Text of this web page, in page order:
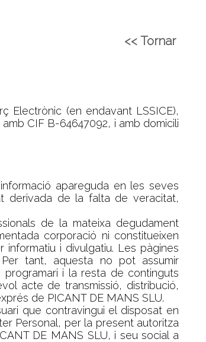
<< Tornar
Electrònic (en endavant LSSICE),
CIF B-64647092, i amb domicili
apareguda en les seves
derivada de la falta de veracitat,
de la mateixa degudament
corporació ni constitueixen
i divulgatiu. Les pàgines
tant, aquesta no pot assumir
i la resta de continguts
acte de transmissió, distribució,
de PICANT DE MANS SLU.
que contravingui el disposat en
Personal, per la present autoritza
DE MANS SLU, i seu social a